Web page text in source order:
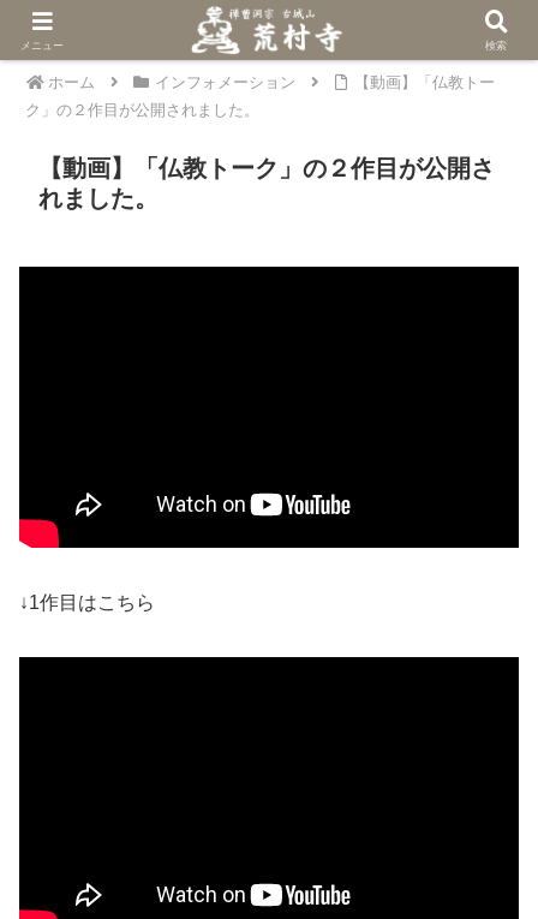
ホーム インフォメーション
【動画】「仏教トー
ク」の２作目が公開されました。
【動画】「仏教トーク」の２作目が公開さ
れました。
↓1作目はこちら
メニュー 検索